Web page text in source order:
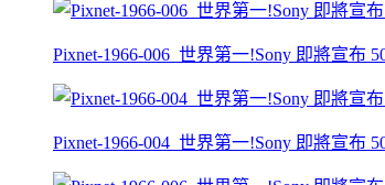
Pixnet-1966-006_世界第一!Sony 即將宣布
Pixnet-1966-004_世界第一!Sony 即將宣布